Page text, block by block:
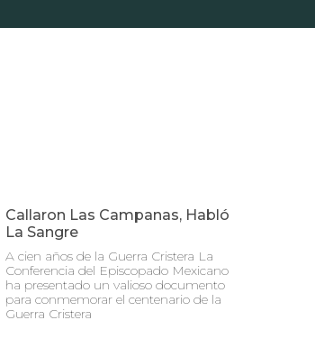
Callaron Las Campanas, Habló
La Sangre
A cien años de la Guerra Cristera La
Conferencia del Episcopado Mexicano
ha presentado un valioso documento
para conmemorar el centenario de la
Guerra Cristera